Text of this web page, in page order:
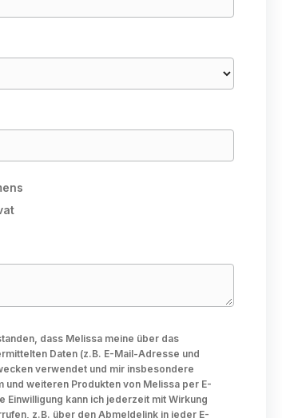
dass Melissa meine über das
Daten (z.B. E-Mail-Adresse und
verwendet und mir insbesondere
und weiteren Produkten von Melissa per E-
Einwilligung kann ich jederzeit mit Wirkung
z.B. über den Abmeldelink in jeder E-